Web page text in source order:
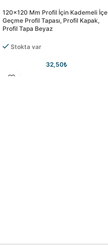
120×120 Mm Profil İçin Kademeli İçe
Geçme Profil Tapası, Profil Kapak,
Profil Tapa Beyaz
Stokta var
32,50₺